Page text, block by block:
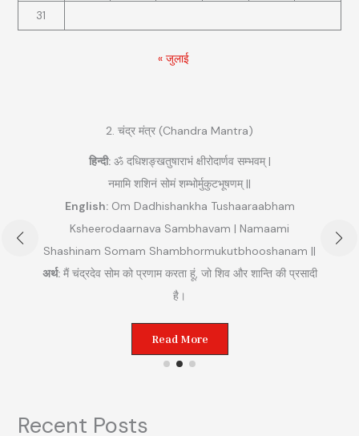
31
« जुलाई
2. चंद्र मंत्र (Chandra Mantra)
हिन्दी:ॐ दधिशङ्खतुषाराभं क्षीरोदार्णव सम्भवम् |
नमामि शशिनं सोमं शम्भोर्मुकुटभूषणम् ||
English:Om Dadhishankha Tushaaraabham
Ksheerodaarnava Sambhavam | Namaami
Shashinam Somam Shambhormukutbhooshanam ||
अर्थ:मैं चंद्रदेव सोम को प्रणाम करता हूं, जो शिव और शान्ति की प्रसादी
है।
Read More
Recent Posts